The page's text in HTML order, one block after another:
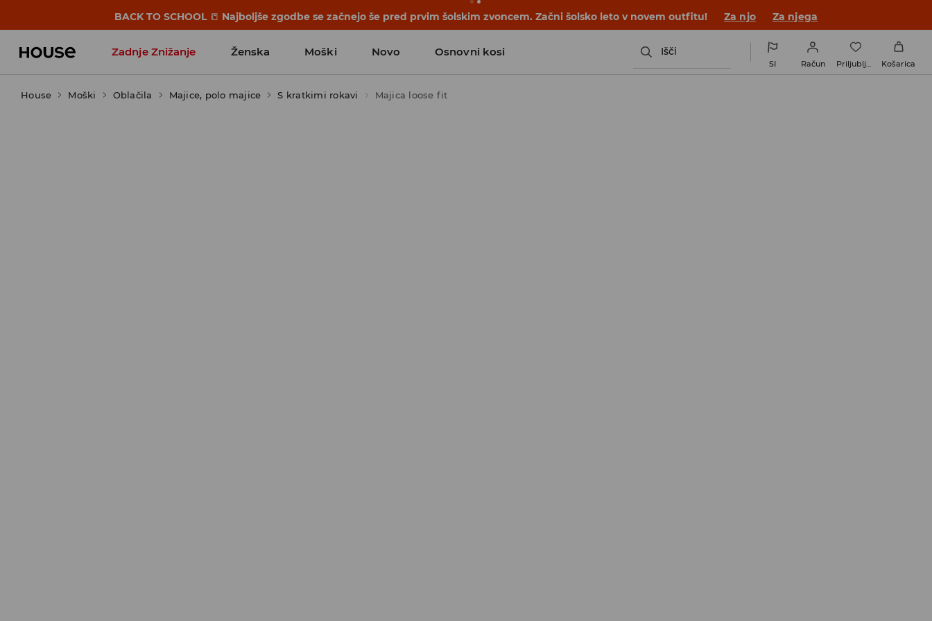
BACK TO SCHOOL 📒 Najboljše zgodbe se začnejo še pred prvim šolskim zvoncem. Začni šolsko leto v novem outfitu! Za njo Za njega
Zadnje Znižanje Ženska Moški Novo Osnovni kosi
Favoriti vplivnežev
Išči
SI Račun Priljubljene Košarica
House Moški Oblačila Majice, polo majice S kratkimi rokavi Majica loose fit